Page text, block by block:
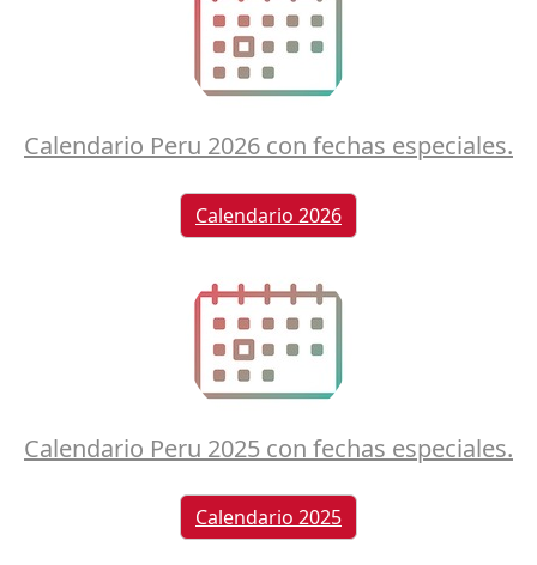
Calendario Peru 2026 con fechas especiales.
Calendario 2026
Calendario Peru 2025 con fechas especiales.
Calendario 2025